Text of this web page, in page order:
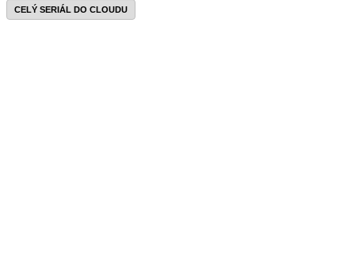
CELÝ SERIÁL DO CLOUDU